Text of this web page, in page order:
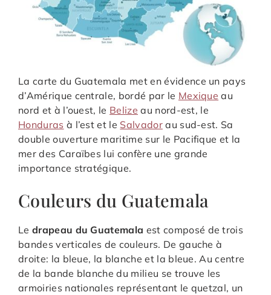
La carte du Guatemala met en évidence un pays
d’Amérique centrale, bordé par le Mexique au
nord et à l’ouest, le Belize au nord-est, le
Honduras à l’est et le Salvadorau sud-est. Sa
double ouverture maritime sur le Pacifique et la
mer des Caraïbes lui confère une grande
importance stratégique.
Couleurs du Guatemala
Le drapeau du Guatemala est composé de trois
bandes verticales de couleurs. De gauche à
droite: la bleue, la blanche et la bleue. Au centre
de la bande blanche du milieu se trouve les
armoiries nationales représentant le quetzal, un